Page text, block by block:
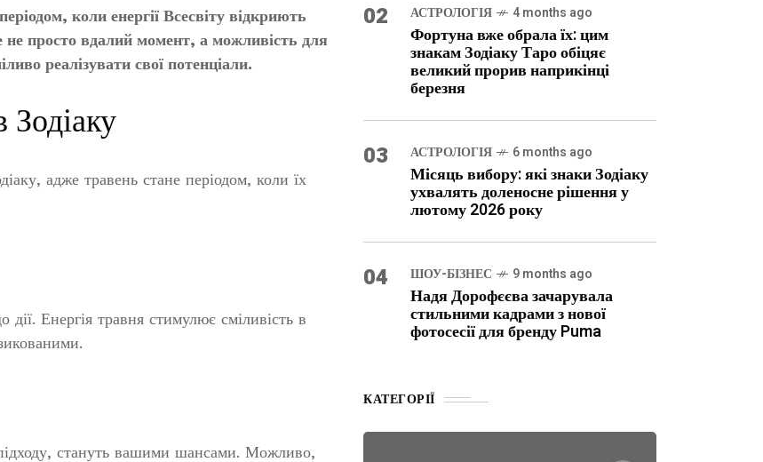
коли енергії Всесвіту відкриють
не просто вдалий момент, а можливість для
реалізувати свої потенціали.
адже травень стане періодом, коли їх
Енергія травня стимулює сміливість в
стануть вашими шансами. Можливо,
02 АСТРОЛОГІЯ 4 months ago
Фортуна вже обрала їх: цим
знакам Зодіаку Таро обіцяє
великий прорив наприкінці
березня
03 АСТРОЛОГІЯ 6 months ago
Місяць вибору: які знаки Зодіаку
ухвалять доленосне рішення у
лютому 2026 року
04 ШОУ-БІЗНЕС 9 months ago
Надя Дорофєєва зачарувала
стильними кадрами з нової
фотосесії для бренду Puma
КАТЕГОРІЇ